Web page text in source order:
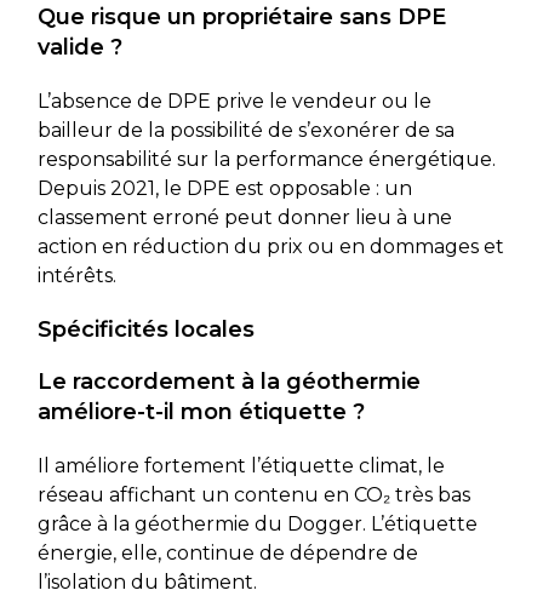
Que risque un propriétaire sans DPE
valide ?
L’absence de DPE prive le vendeur ou le
bailleur de la possibilité de s’exonérer de sa
responsabilité sur la performance énergétique.
Depuis 2021, le DPE est opposable : un
classement erroné peut donner lieu à une
action en réduction du prix ou en dommages et
intérêts.
Spécificités locales
Le raccordement à la géothermie
améliore-t-il mon étiquette ?
Il améliore fortement l’étiquette climat, le
réseau affichant un contenu en CO₂ très bas
grâce à la géothermie du Dogger. L’étiquette
énergie, elle, continue de dépendre de
l’isolation du bâtiment.